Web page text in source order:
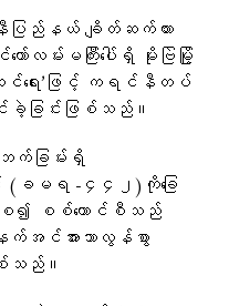
ြည်နယ် ချိတ်ဆက်ထား
မ်းမကြီးပေါ်ရှိ မိုးဗြဲမြို့
ေး’ဖြင့် ကရင်နီတပ်
ခဲ့ခြင်းဖြစ်သည်။
ဘက်ခြမ်းရှိ
(ခမရ -၄၄၂)ကိုခြေ
စစ်ကောင်စီသည်
အင်အားသာလွန်စွာ
စ်သည်။